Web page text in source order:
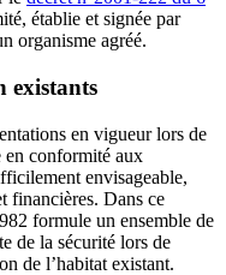
établie et signée par
organisme agréé.
existants
en vigueur lors de
en conformité aux
envisageable,
financières. Dans ce
formule un ensemble de
de la sécurité lors de
de l’habitat existant.